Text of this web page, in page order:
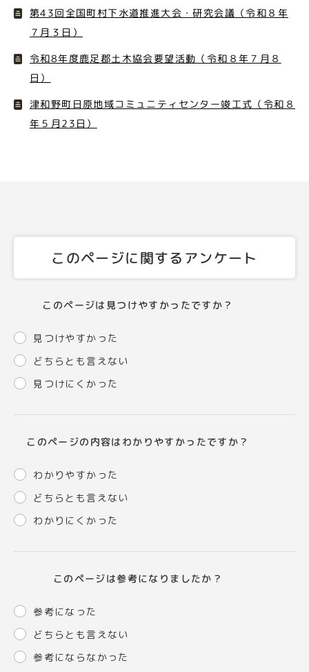
第43回全国町村下水道推進大会・研究会議（令和８年
７月３日）
令和8年度鹿足郡土木協会要望活動（令和８年７月８
日）
津和野町日原地域コミュニティセンター竣工式（令和８
年５月23日）
このページに関するアンケート
このページは見つけやすかったですか？
見つけやすかった
どちらとも言えない
見つけにくかった
このページの内容はわかりやすかったですか？
わかりやすかった
どちらとも言えない
わかりにくかった
このページは参考になりましたか？
参考になった
どちらとも言えない
参考にならなかった